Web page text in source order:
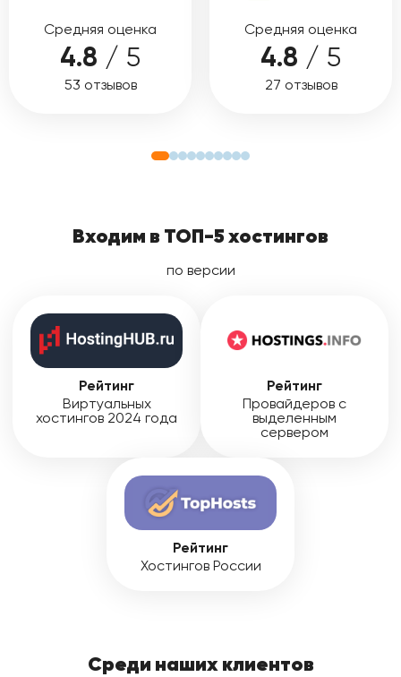
Средняя оценка
4.8 / 5
53 отзывов
Средняя оценка
4.8 / 5
27 отзывов
Входим в ТОП-5 хостингов
по версии
Рейтинг
Виртуальных
хостингов 2024 года
Рейтинг
Провайдеров с
выделенным
сервером
Рейтинг
Хостингов России
Среди наших клиентов